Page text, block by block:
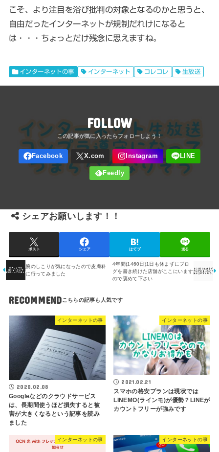
こそ、より注目を浴び批判の対象となるのかと思うと、
自由だったインターネットが規制だれけになると
は・・・ちょっとだけ残念に思えますね。
インターネットの事 インターネット コレコレ 生放送
FOLLOW
シェアお願いします！！
ポスト シェア はてブ 送る
4年間(1460日)1日も休まずにブロ
グを書き続けた店舗がここにいます
ので褒めて下さい
腕のしこりが気になったので皮膚科
に行ってみました
RECOMMEND
インターネットの事
2020.02.08
Googleなどのクラウドサービス
は、長期間使うほど損失すると被
害が大きくなるという記事を読み
ました
インターネットの事
2021.02.21
スマホの格安プランは現状では
LINEMO(ラインモ)が優勢？LINEが
カウントフリーが強みです
インターネットの事 インターネットの事